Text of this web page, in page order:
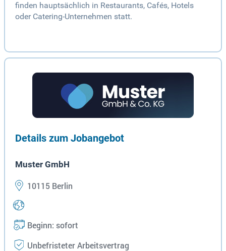
finden hauptsächlich in Restaurants, Cafés, Hotels
oder Catering-Unternehmen statt.
Details zum Jobangebot
Muster GmbH
10115 Berlin
Beginn: sofort
Unbefristeter Arbeitsvertrag